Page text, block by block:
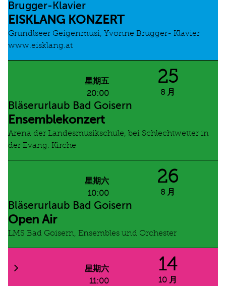
Brugger-Klavier
EISKLANG KONZERT
Grundlseer Geigenmusi, Yvonne Brugger- Klavier
www.eisklang.at
星期五
20:00
25
8 月
Bläserurlaub Bad Goisern
Ensemblekonzert
Arena der Landesmusikschule, bei Schlechtwetter in
der Evang. Kirche
星期六
10:00
26
8 月
Bläserurlaub Bad Goisern
Open Air
LMS Bad Goisern, Ensembles und Orchester
星期六
11:00
14
10 月